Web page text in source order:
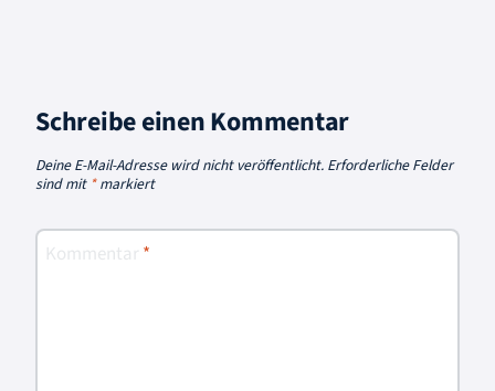
Schreibe einen Kommentar
Deine E-Mail-Adresse wird nicht veröffentlicht. Erforderliche Felder
sind mit *markiert
Kommentar *